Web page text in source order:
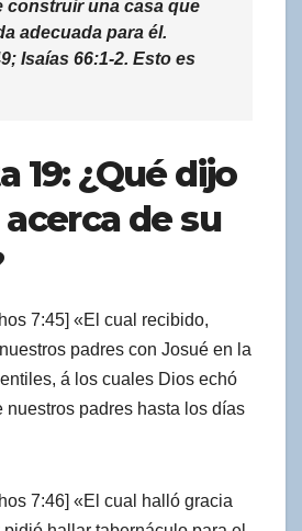
construir una casa que
adecuada para él.
Isaías 66:1-2. Esto es
19: ¿Qué dijo
de su
7:45] «El cual recibido,
padres con Josué en la
á los cuales Dios echó
nuestros padres hasta los días
7:46] «El cual halló gracia